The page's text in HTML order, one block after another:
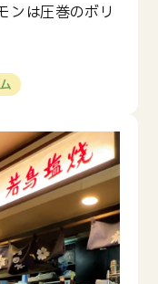
ンは圧巻のボリ